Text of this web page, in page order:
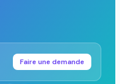
Faire une demande